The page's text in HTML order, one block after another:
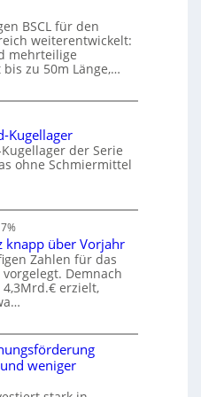
BSCL für den
weiterentwickelt:
mehrteilige
zu 50m Länge,…
Kugellager
der Serie
ohne Schmiermittel
knapp über Vorjahr
Zahlen für das
Demnach
erzielt,
weniger